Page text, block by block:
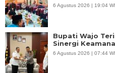
6 Agustus 2026 | 19:04
Bupati Wajo
Sinergi
6 Agustus 2026 | 07:44